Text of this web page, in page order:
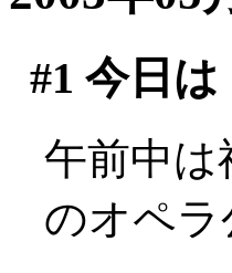
#1 今日は
午前中は
のオペ